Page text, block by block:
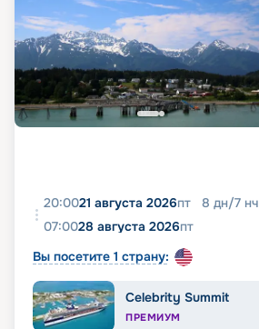
20:0021 августа 2026пт 8 дн/7 нч
07:0028 августа 2026пт
Вы посетите 1 страну:
Celebrity Summit
ПРЕМИУМ